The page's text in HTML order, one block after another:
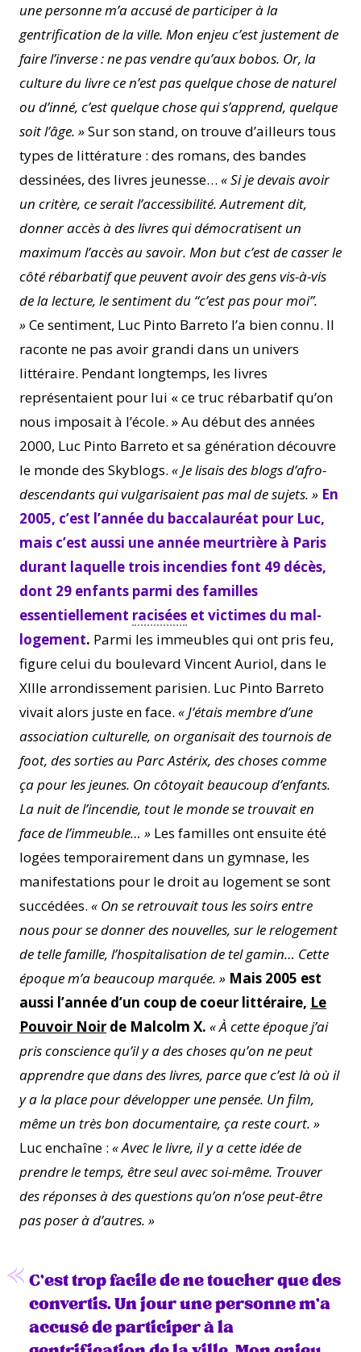
une personne m’a accusé de participer à la
gentrification de la ville. Mon enjeu c’est justement de
faire l’inverse : ne pas vendre qu’aux bobos. Or, la
culture du livre ce n’est pas quelque chose de naturel
ou d’inné, c’est quelque chose qui s’apprend, quelque
soit l’âge. »Sur son stand, on trouve d’ailleurs tous
types de littérature : des romans, des bandes
dessinées, des livres jeunesse… « Si je devais avoir
un critère, ce serait l’accessibilité. Autrement dit,
donner accès à des livres qui démocratisent un
maximum l’accès au savoir. Mon but c’est de casser le
côté rébarbatif que peuvent avoir des gens vis-à-vis
de la lecture, le sentiment du “c’est pas pour moi”.
»Ce sentiment, Luc Pinto Barreto l’a bien connu. Il
raconte ne pas avoir grandi dans un univers
littéraire. Pendant longtemps, les livres
représentaient pour lui « ce truc rébarbatif qu’on
nous imposait à l’école. » Au début des années
2000, Luc Pinto Barreto et sa génération découvre
le monde des Skyblogs. « Je lisais des blogs d’afro-
descendants qui vulgarisaient pas mal de sujets. » En
2005, c’est l’année du baccalauréat pour Luc,
mais c’est aussi une année meurtrière à Paris
durant laquelle trois incendies font 49 décès,
dont 29 enfants parmi des familles
essentiellement racisées et victimes du mal-
logement. Parmi les immeubles qui ont pris feu,
figure celui du boulevard Vincent Auriol, dans le
XIIIe arrondissement parisien. Luc Pinto Barreto
vivait alors juste en face. « J’étais membre d’une
association culturelle, on organisait des tournois de
foot, des sorties au Parc Astérix, des choses comme
ça pour les jeunes. On côtoyait beaucoup d’enfants.
La nuit de l’incendie, tout le monde se trouvait en
face de l’immeuble… » Les familles ont ensuite été
logées temporairement dans un gymnase, les
manifestations pour le droit au logement se sont
succédées. « On se retrouvait tous les soirs entre
nous pour se donner des nouvelles, sur le relogement
de telle famille, l’hospitalisation de tel gamin… Cette
époque m’a beaucoup marquée. » Mais 2005 est
aussi l’année d’un coup de coeur littéraire, Le
Pouvoir Noir de Malcolm X. « À cette époque j’ai
pris conscience qu’il y a des choses qu’on ne peut
apprendre que dans des livres, parce que c’est là où il
y a la place pour développer une pensée. Un film,
même un très bon documentaire, ça reste court. »
Luc enchaîne : « Avec le livre, il y a cette idée de
prendre le temps, être seul avec soi-même. Trouver
des réponses à des questions qu’on n’ose peut-être
pas poser à d’autres. »
C’est trop facile de ne toucher que des
convertis. Un jour une personne m’a
accusé de participer à la